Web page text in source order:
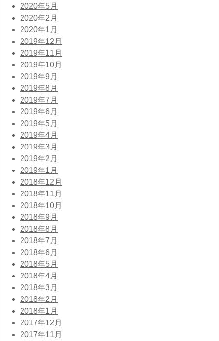
2020年5月
2020年2月
2020年1月
2019年12月
2019年11月
2019年10月
2019年9月
2019年8月
2019年7月
2019年6月
2019年5月
2019年4月
2019年3月
2019年2月
2019年1月
2018年12月
2018年11月
2018年10月
2018年9月
2018年8月
2018年7月
2018年6月
2018年5月
2018年4月
2018年3月
2018年2月
2018年1月
2017年12月
2017年11月